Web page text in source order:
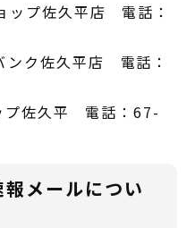
プ佐久平店 電話：
ク佐久平店 電話：
佐久平 電話：67-
メールについ